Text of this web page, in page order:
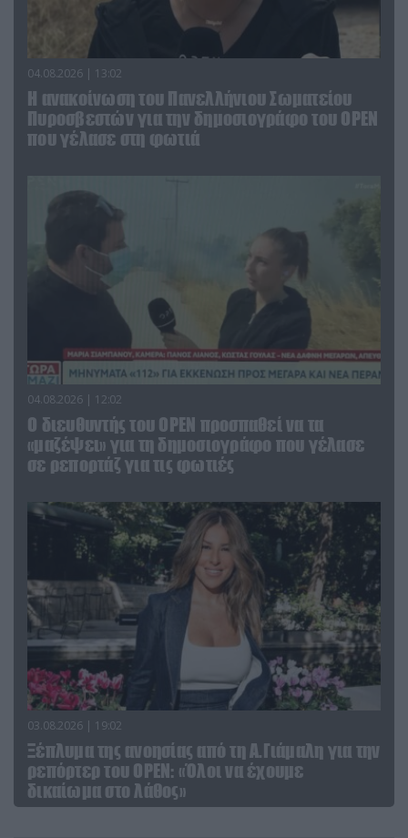
04.08.2026 | 13:02
Η ανακοίνωση του Πανελλήνιου Σωματείου
Πυροσβεστών για την δημοσιογράφο του OPEN
που γέλασε στη φωτιά
04.08.2026 | 12:02
O διευθυντής του OPEN προσπαθεί να τα
«μαζέψει» για τη δημοσιογράφο που γέλασε
σε ρεπορτάζ για τις φωτιές
03.08.2026 | 19:02
Ξέπλυμα της ανοησίας από τη Α.Γιάμαλη για την
ρεπόρτερ του ΟΡΕΝ: «Όλοι να έχουμε
δικαίωμα στο λάθος»